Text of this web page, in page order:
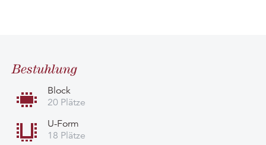
Bestuhlung
Block
20 Plätze
U-Form
18 Plätze